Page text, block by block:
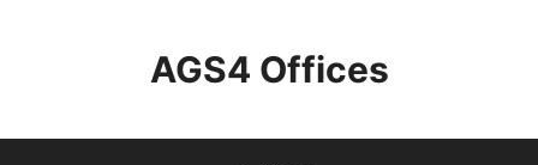
AGS4 Offices